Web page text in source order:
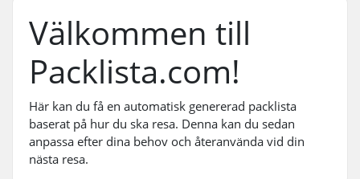
Välkommen till
Packlista.com!
Här kan du få en automatisk genererad packlista
baserat på hur du ska resa. Denna kan du sedan
anpassa efter dina behov och återanvända vid din
nästa resa.